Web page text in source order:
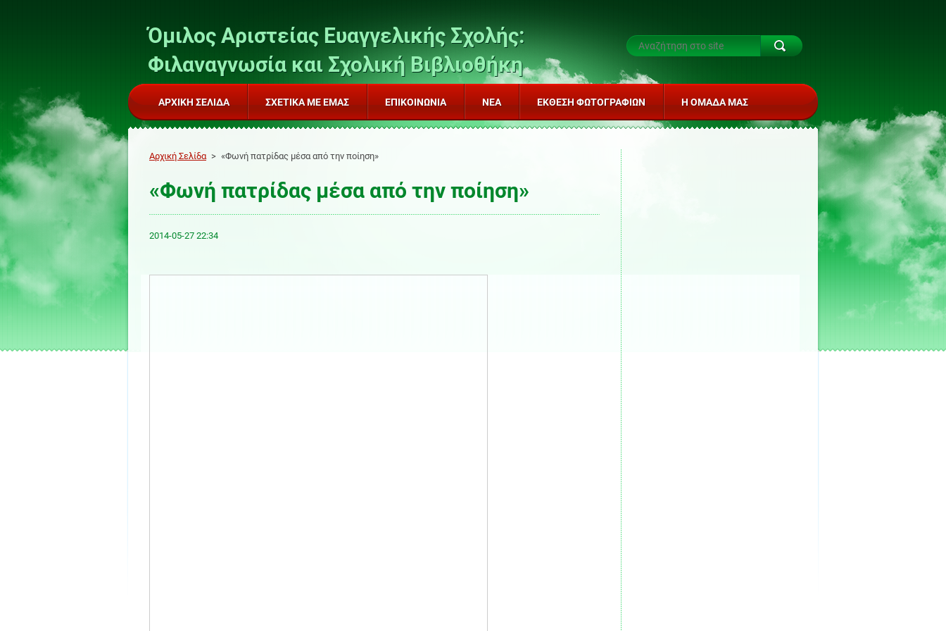
Όμιλος Αριστείας Ευαγγελικής Σχολής:
Φιλαναγνωσία και Σχολική Βιβλιοθήκη
Αρχική Σελίδα > «Φωνή πατρίδας μέσα από την ποίηση»
«Φωνή πατρίδας μέσα από την ποίηση»
2014-05-27 22:34
ΑΡΧΙΚΉ ΣΕΛΊΔΑ ΣΧΕΤΙΚΆ ΜΕ EΜΆΣ ΕΠΙΚΟΙΝΩΝΊΑ ΝΈΑ ΈΚΘΕΣΗ ΦΩΤΟΓΡΑΦΙΏΝ Η ΟΜΆΔΑ ΜΑΣ